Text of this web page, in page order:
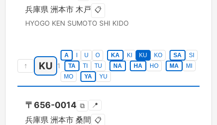
兵庫県 洲本市 木戸 📋
HYOGO KEN SUMOTO SHI KIDO
↑ KU 1
A U O KA KI KU KO SA
SI
TA
TI TU NA HA HO MA
MI
MO
YA YU
〒656-0014 ⧉ 📍
兵庫県 洲本市 桑間 📋